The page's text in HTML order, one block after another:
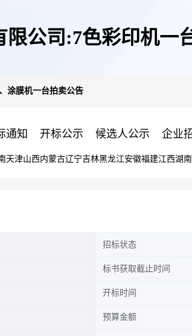
限公司:7色彩印机一
涂膜机一台拍卖公告
通知 开标公示 候选人公示 企业
天津山西内蒙古辽宁吉林黑龙江安徽福建江西湖南
招标状态
标书获取截止时间
开标时间
预算金额